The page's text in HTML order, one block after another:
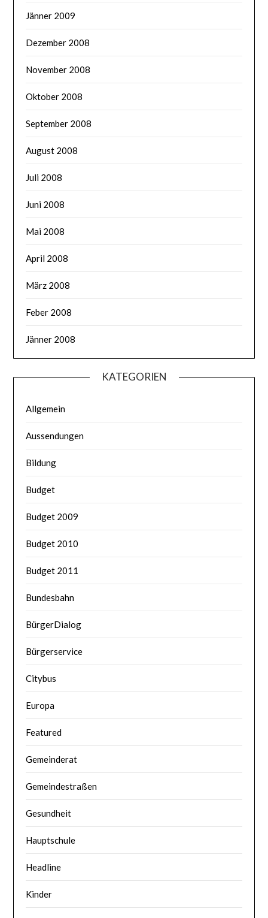
Jänner 2009
Dezember 2008
November 2008
Oktober 2008
September 2008
August 2008
Juli 2008
Juni 2008
Mai 2008
April 2008
März 2008
Feber 2008
Jänner 2008
KATEGORIEN
Allgemein
Aussendungen
Bildung
Budget
Budget 2009
Budget 2010
Budget 2011
Bundesbahn
BürgerDialog
Bürgerservice
Citybus
Europa
Featured
Gemeinderat
Gemeindestraßen
Gesundheit
Hauptschule
Headline
Kinder